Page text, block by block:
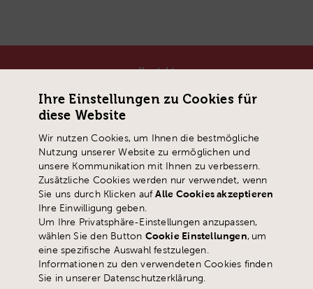
Kontakt
Zaystrasse 42
CH-6410 Goldau
T+41 41 859 05 90
info@phsz.ch
Ihre Einstellungen zu Cookies für
diese Website
Wir nutzen Cookies, um Ihnen die bestmögliche
Nutzung unserer Website zu ermöglichen und
unsere Kommunikation mit Ihnen zu verbessern.
Zusätzliche Cookies werden nur verwendet, wenn
Sie uns durch Klicken aufAlle Cookies akzeptieren
Ihre Einwilligung geben.
Um Ihre Privatsphäre-Einstellungen anzupassen,
wählen Sie den Button Cookie Einstellungen, um
eine spezifische Auswahl festzulegen.
Informationen zu den verwendeten Cookies finden
Sie in unserer Datenschutzerklärung.